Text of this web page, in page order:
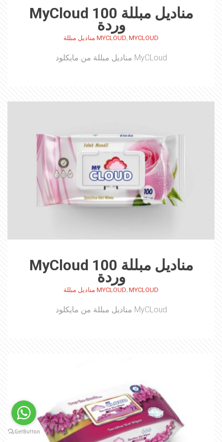
مناديل مبللة MyCloud 100
وردة
MYCLOUD
,MYCLOUD مناديل مبللة
MyCLoud مناديل مبللة من مايكلود
مناديل مبللة MyCloud 100
وردة
MYCLOUD
,MYCLOUD مناديل مبللة
MyCLoud مناديل مبللة من مايكلود